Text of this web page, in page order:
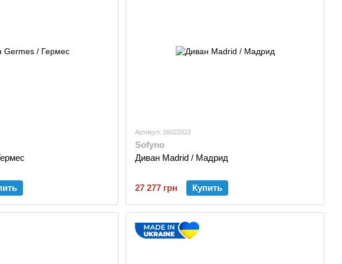
Артикул: 16022022
Sofyno
Диван Madrid / Мадрид
27 277 грн Купить